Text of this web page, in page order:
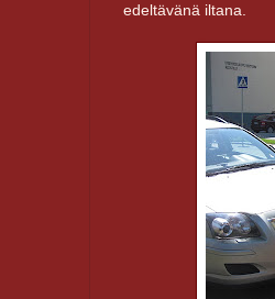
edeltävänä iltana.